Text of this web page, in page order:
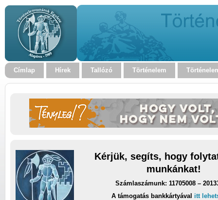
Címlap Hírek Tallózó Történelem
Kérjük, segíts, hogy
munkánkat!
Számlaszámunk: 11705008 –
A támogatás bankkártyával itt